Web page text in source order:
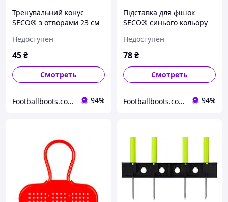
Тренувальний конус
SECO® з отворами 23 см
Недоступен
45₴
Смотреть
Footballboots.com.ua 94%
Підставка для фішок
SECO® синього кольору
Недоступен
78₴
Смотреть
Footballboots.com.ua 94%